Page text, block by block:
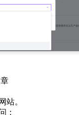
站。
：